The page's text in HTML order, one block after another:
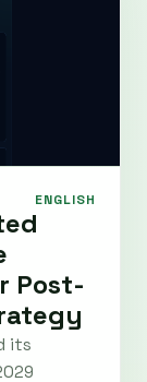
ENGLISH
Post-
its